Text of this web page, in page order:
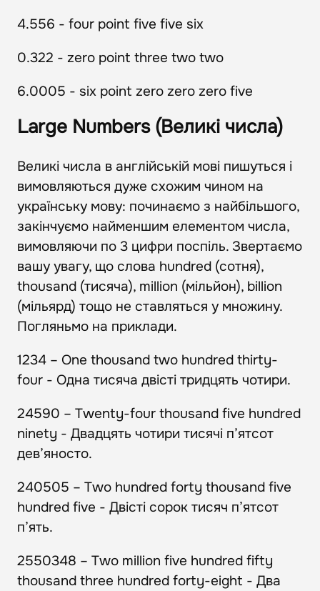
4.556 - four point five five six
0.322 - zero point three two two
6.0005 - six point zero zero zero five
Large Numbers (Великі числа)
Великі числа в англійській мові пишуться і
вимовляються дуже схожим чином на
українську мову: починаємо з найбільшого,
закінчуємо найменшим елементом числа,
вимовляючи по 3 цифри поспіль. Звертаємо
вашу увагу, що слова hundred (сотня),
thousand (тисяча), million (мільйон), billion
(мільярд) тощо не ставляться у множину.
Погляньмо на приклади.
1234 – One thousand two hundred thirty-
four - Одна тисяча двісті тридцять чотири.
24590 – Twenty-four thousand five hundred
ninety - Двадцять чотири тисячі п’ятсот
дев’яносто.
240505 – Two hundred forty thousand five
hundred five - Двісті сорок тисяч п’ятсот
п’ять.
2550348 – Two million five hundred fifty
thousand three hundred forty-eight - Два